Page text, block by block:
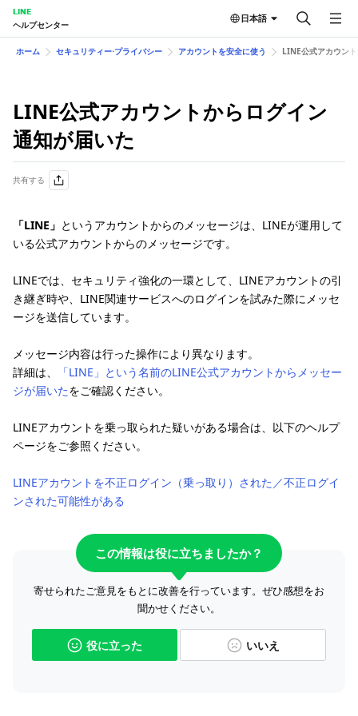
LINE
ヘルプセンター
日本語
ホーム セキュリティー⋅プライバシー アカウントを安全に使う LINE公式アカウン
LINE公式アカウントからログイン
通知が届いた
共有する
「LINE」 というアカウントからのメッセージは、LINEが運用して
いる公式アカウントからのメッセージです。
LINEでは、セキュリティ強化の一環として、LINEアカウントの引
き継ぎ時や、LINE関連サービスへのログインを試みた際にメッセ
ージを送信しています。
メッセージ内容は行った操作により異なります。
詳細は、
「LINE」という名前のLINE公式アカウントからメッセー
ジが届いたをご確認ください。
LINEアカウントを乗っ取られた疑いがある場合は、以下のヘルプ
ページをご参照ください。
LINEアカウントを不正ログイン（乗っ取り）された／不正ログイ
ンされた可能性がある
この情報は役に立ちましたか？
寄せられたご意見をもとに改善を行っています。ぜひ感想をお
聞かせください。
役に立った いいえ